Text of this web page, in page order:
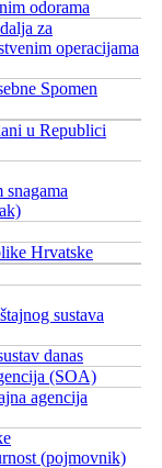
odorama
za
operacijama
Spomen
u Republici
Hrvatske
sustava
danas
(SOA)
agencija
(pojmovnik)